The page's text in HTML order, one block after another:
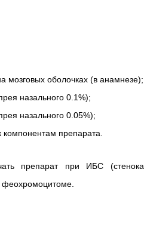
мозговых оболочках (в анамнезе);
назального 0.1%);
назального 0.05%);
компонентам препарата.
препарат при ИБС
феохромоцитоме.